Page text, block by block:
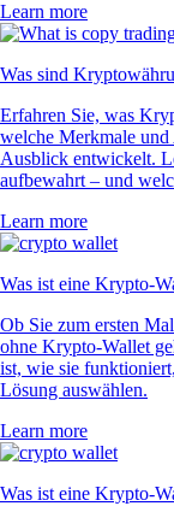
Learn more
Was sind
Erfahren Sie, was
welche Merkmale
Ausblick entwickelt.
aufbewahrt – und
Learn more
Was ist eine Krypto-
Ob Sie zum ersten
ohne Krypto-Wallet
ist, wie sie
Lösung auswählen.
Learn more
Was ist eine Krypto-